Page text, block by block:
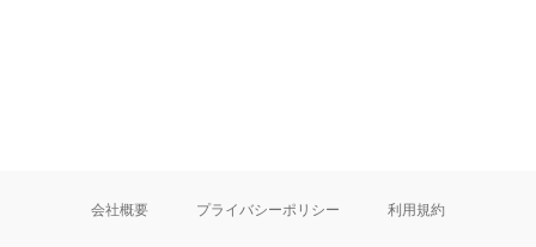
会社概要 プライバシーポリシー 利用規約